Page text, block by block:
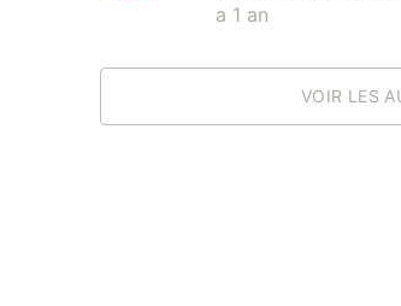
a 1 an
VOIR LES